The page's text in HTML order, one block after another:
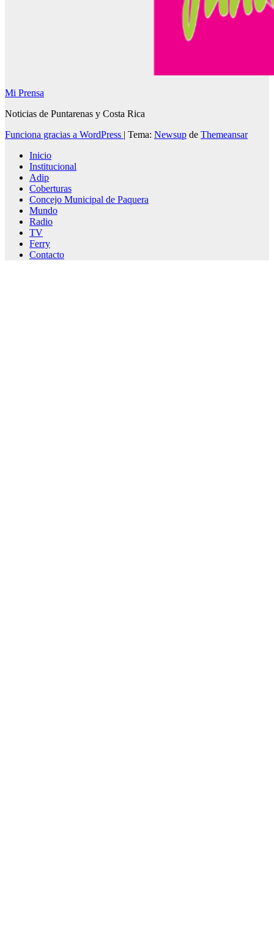
Mi Prensa
Noticias de Puntarenas y Costa Rica
Funciona gracias a WordPress | Tema: Newsup de Themeansar
Inicio
Institucional
Adip
Coberturas
Concejo Municipal de Paquera
Mundo
Radio
TV
Ferry
Contacto